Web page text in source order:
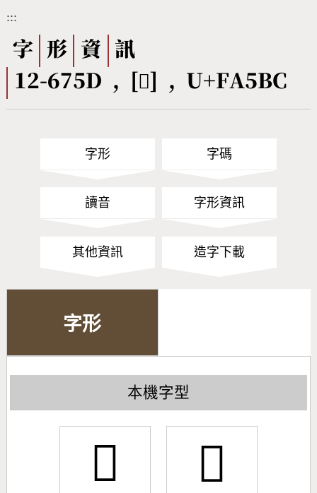
筆順序查詢
CNS查詢 Unicode查詢
字形下載
熱門查詢統計
:::
字 形 資
訊
12-675D , [󺖼] , U+FA5BC
字形 字碼
讀音 字形資訊
其他資訊 造字下載
字形
本機字型
󺖼 󺖼